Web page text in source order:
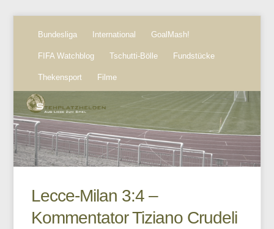
Bundesliga International GoalMash!
FIFA Watchblog Tschutti-Bölle Fundstücke
Thekensport Filme
Lecce-Milan 3:4 –
Kommentator Tiziano Crudeli